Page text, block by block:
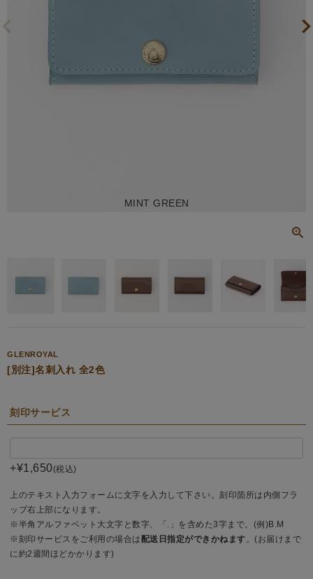
MINT GREEN
GLENROYAL
[別注]名刺入れ 全2色
刻印サービス
+¥1,650 税込
上のテキスト入力フォームに文字を入力して下さい。刻印箇所は内側フラ
ップ右上部になります。
※半角アルファベット大文字と数字、「.」を含めた3字まで。(例)B.M
※刻印サービスをご利用の場合は 配送日指定ができかねます。(お届けまで
に約2週間ほどかかります)